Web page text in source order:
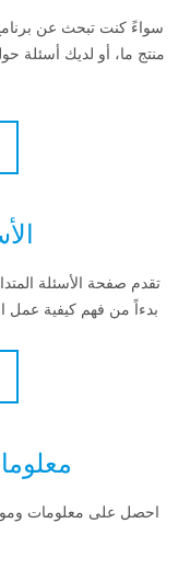
سواءً كنت تبحث عن
تقدم صفحة الأسئلة
بدءاً من فهم كيفية عمل
احصل على معلومات